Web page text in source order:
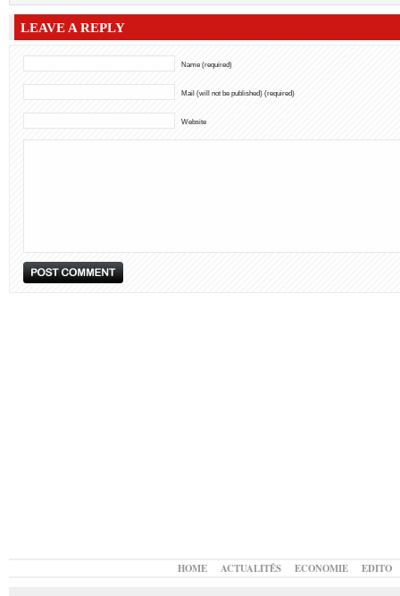
LEAVE A REPLY
Name (required)
Mail (will not be published) (required)
Website
HOME ACTUALITÉS ECONOMIE EDITO